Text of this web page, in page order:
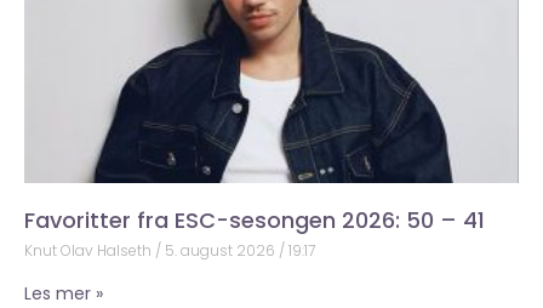
Favoritter fra ESC-sesongen 2026: 50 – 41
Knut Olav Halseth 5. august 2026 19:17
Les mer »